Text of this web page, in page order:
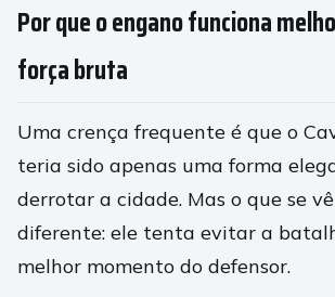
Por que o engano funciona
força bruta
Uma crença frequente é que o
teria sido apenas uma forma
derrotar a cidade. Mas o que se
diferente: ele tenta evitar a
melhor momento do defensor.